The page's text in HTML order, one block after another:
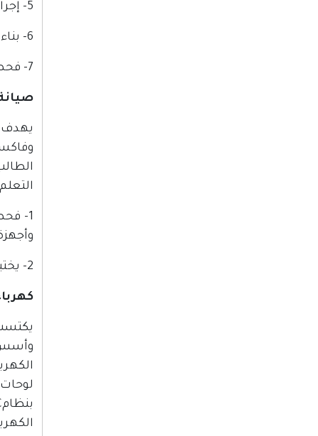
5- إجراء التمديدات الكهربائية الصناعية.
6- بناء دارات التحكم الإلكترونية بشقيها التمثيلي والرقمي.
7- فحص وتركيب المجسات المختلفة.
يهدف
1-
2- يختبرون وظائف الأجهزة ويتقنون تدريب مستخدمي المكتب على استعمال الأجهزة بالطريقة السليمة.
وأسس